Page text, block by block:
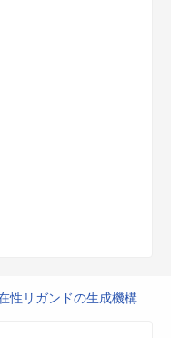
性リガンドの生成機構